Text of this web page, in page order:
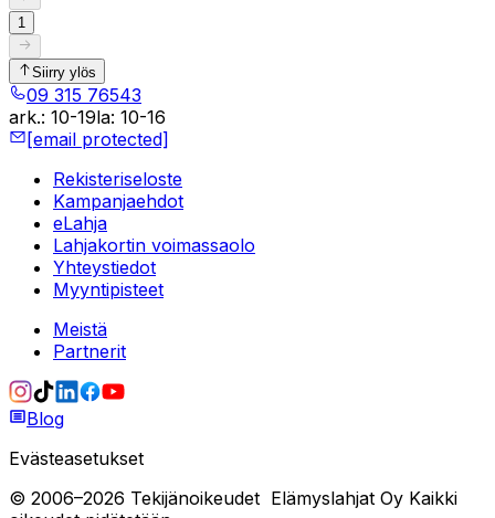
1
Siirry ylös
09 315 76543
ark.: 10-19la: 10-16
[email protected]
Rekisteriseloste
Kampanjaehdot
eLahja
Lahjakortin voimassaolo
Yhteystiedot
Myyntipisteet
Meistä
Partnerit
Blog
Evästeasetukset
© 2006–2026 Tekijänoikeudet Elämyslahjat Oy Kaikki